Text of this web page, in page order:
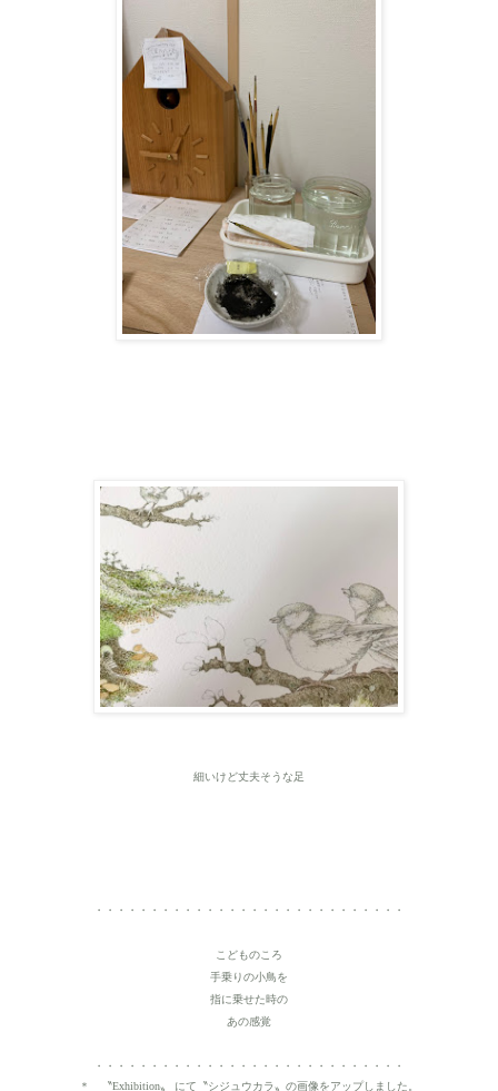
細いけど丈夫そうな足
・・・・・・・・・・・・・・・・・・・・・・・・・・・・
こどものころ
手乗りの小鳥を
指に乗せた時の
あの感覚
・・・・・・・・・・・・・・・・・・・・・・・・・・・・
＊ 〝Exhibition〟 にて〝シジュウカラ〟の画像をアップしました。